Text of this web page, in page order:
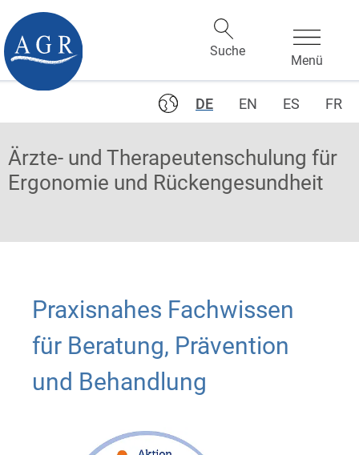
DE EN ES FR
Ärzte- und Therapeutenschulung für
Ergonomie und Rückengesundheit
Praxisnahes Fachwissen
für Beratung, Prävention
und Behandlung